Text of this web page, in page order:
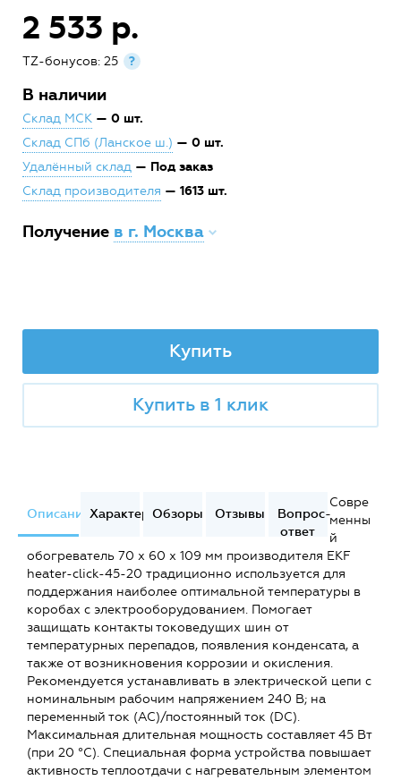
2 533 р.
TZ-бонусов: 25 ?
В наличии
Склад МСК — 0 шт.
Склад СПб (Ланское ш.) — 0 шт.
Удалённый склад — Под заказ
Склад производителя — 1613 шт.
Получение в г. Москва
Купить
Купить в 1 клик
ОписаниеХарактеристики
Обзоры Отзывы
Вопрос-
ответ
Совре
менны
й
обогреватель 70 х 60 х 109 мм производителя EKF
heater-click-45-20 традиционно используется для
поддержания наиболее оптимальной температуры в
коробах с электрооборудованием. Помогает
защищать контакты токоведущих шин от
температурных перепадов, появления конденсата, а
также от возникновения коррозии и окисления.
Рекомендуется устанавливать в электрической цепи c
номинальным рабочим напряжением 240 В; на
переменный ток (AC)/постоянный ток (DC).
Максимальная длительная мощность составляет 45 Вт
(при 20 °C). Специальная форма устройства повышает
активность теплоотдачи с нагревательным элементом